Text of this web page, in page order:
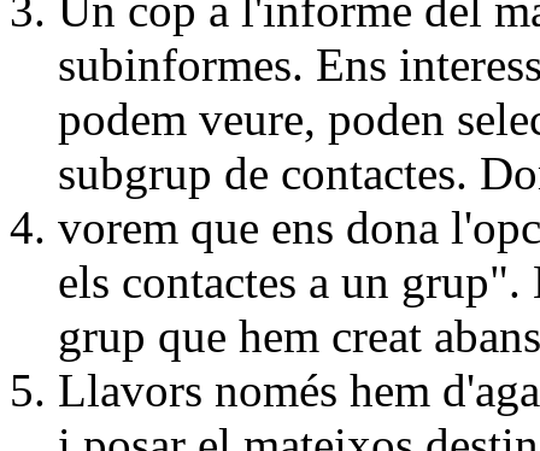
subinformes. Ens
podem veure, poden
subgrup de contactes.
vorem que ens dona
els contactes a un
grup que hem creat
Llavors només hem